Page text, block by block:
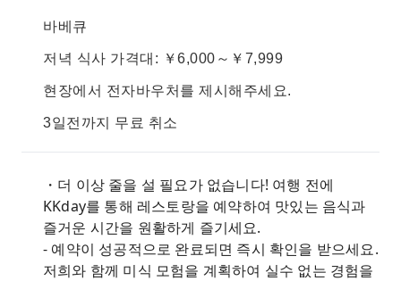
바베큐
저녁 식사 가격대: ￥6,000～￥7,999
현장에서 전자바우처를 제시해주세요.
3일전까지 무료 취소
・더 이상 줄을 설 필요가 없습니다! 여행 전에
KKday를 통해 레스토랑을 예약하여 맛있는 음식과
즐거운 시간을 원활하게 즐기세요.
- 예약이 성공적으로 완료되면 즉시 확인을 받으세요.
저희와 함께 미식 모험을 계획하여 실수 없는 경험을